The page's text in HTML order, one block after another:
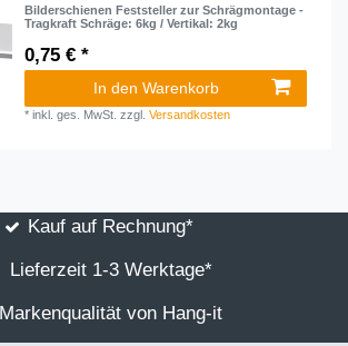
Bilderschienen Feststeller zur Schrägmontage -
Tragkraft Schräge: 6kg / Vertikal: 2kg
0,75 € *
In den Warenkorb
*inkl. ges. MwSt. zzgl.Versandkosten
Kauf auf Rechnung*
Lieferzeit 1-3 Werktage*
Markenqualität von Hang-it